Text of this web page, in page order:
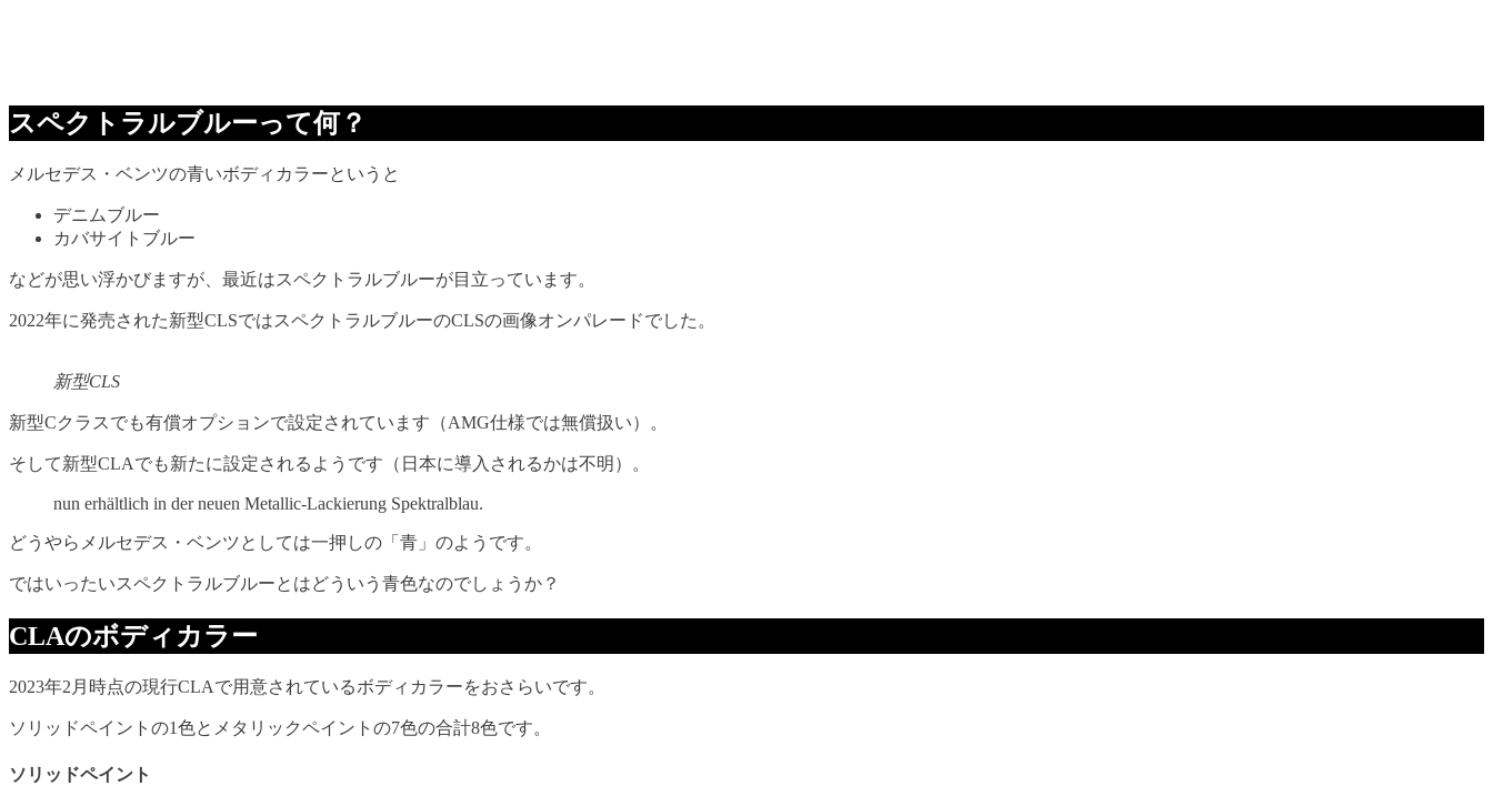
スペクトラルブルーって何？
メルセデス・ベンツの青いボディカラーというと
デニムブルー
カバサイトブルー
などが思い浮かびますが、最近はスペクトラルブルーが目立っています。
2022年に発売された新型CLSではスペクトラルブルーのCLSの画像オンパレードでした。
新型CLS
新型Cクラスでも有償オプションで設定されています（AMG仕様では無償扱い）。
そして新型CLAでも新たに設定されるようです（日本に導入されるかは不明）。
nun erhältlich in der neuen Metallic-Lackierung Spektralblau.
どうやらメルセデス・ベンツとしては一押しの「青」のようです。
ではいったいスペクトラルブルーとはどういう青色なのでしょうか？
CLAのボディカラー
2023年2月時点の現行CLAで用意されているボディカラーをおさらいです。
ソリッドペイントの1色とメタリックペイントの7色の合計8色です。
ソリッドペイント